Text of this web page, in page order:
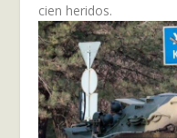
cien heridos.